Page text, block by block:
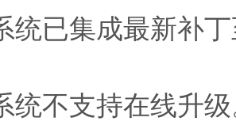
已集成最新补丁
不支持在线升级